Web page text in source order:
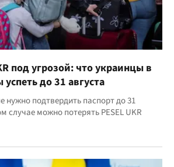
под угрозой: что украинцы в
до 31 августа
подтвердить паспорт до 31
случае можно потерять PESEL UKR